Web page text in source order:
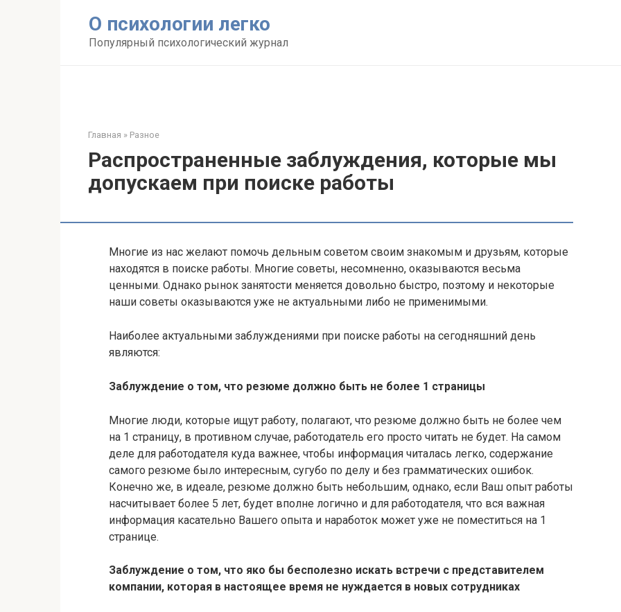
О психологии легко
Популярный психологический журнал
Главная » Разное
Распространенные заблуждения, которые мы
допускаем при поиске работы
Многие из нас желают помочь дельным советом своим знакомым и друзьям, которые
находятся в поиске работы. Многие советы, несомненно, оказываются весьма
ценными. Однако рынок занятости меняется довольно быстро, поэтому и некоторые
наши советы оказываются уже не актуальными либо не применимыми.
Наиболее актуальными заблуждениями при поиске работы на сегодняшний день
являются:
Заблуждение о том, что резюме должно быть не более 1 страницы
Многие люди, которые ищут работу, полагают, что резюме должно быть не более чем
на 1 страницу, в противном случае, работодатель его просто читать не будет. На самом
деле для работодателя куда важнее, чтобы информация читалась легко, содержание
самого резюме было интересным, сугубо по делу и без грамматических ошибок.
Конечно же, в идеале, резюме должно быть небольшим, однако, если Ваш опыт работы
насчитывает более 5 лет, будет вполне логично и для работодателя, что вся важная
информация касательно Вашего опыта и наработок может уже не поместиться на 1
странице.
Заблуждение о том, что яко бы бесполезно искать встречи с представителем
компании, которая в настоящее время не нуждается в новых сотрудниках